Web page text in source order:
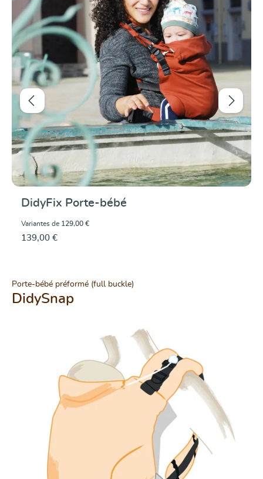
DidyFix Porte-bébé
Variantes de 129,00 €
139,00 €
Porte-bébé préformé (full buckle)
DidySnap